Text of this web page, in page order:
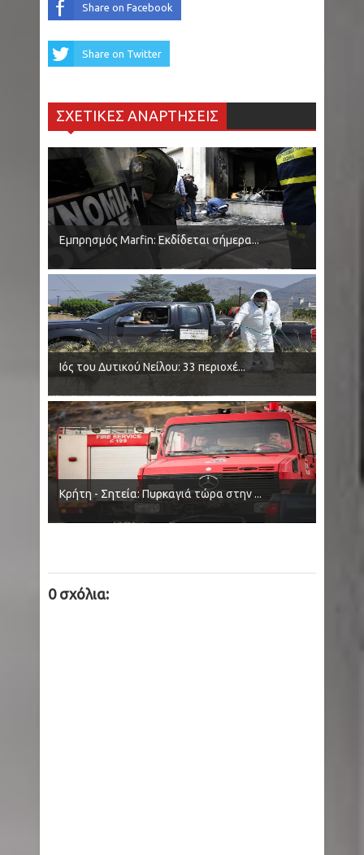
Εμπρησμός Marfin: Εκδίδεται σήμερα στην
Ελλάδα η 46χρονη από τη Βρετανία
Μεξικό: Influencer εκτελέστηκε «σε ζωντανή
μετάδοση» την ώρα που έκανε live στο Tiktok
Ιός του Δυτικού Νείλου: 33 περιοχές σε
συναγερμό - Οι 25 στην Αττική - Ξεκινάνε
ψεκασμοί
Κολομβία: Εν ψυχρώ δολοφονία ζευγαριού σε
μπαρ - Η γυναίκα προσπάθησε να
προστατεύσει τον άνδρα της - Ήταν γονείς
6χρονου κοριτσιού
Ρωσία: Μαύρες Χήρες - Παντρεύονται
αποζημιώσεις θανάτου
Share on Facebook
Share on Twitter
ΣΧΕΤΙΚΕΣ ΑΝΑΡΤΗΣΕΙΣ
Εμπρησμός Marfin: Εκδίδεται σήμερα...
Ιός του Δυτικού Νείλου: 33 περιοχέ...
Κρήτη - Σητεία: Πυρκαγιά τώρα στην ...
0 σχόλια: